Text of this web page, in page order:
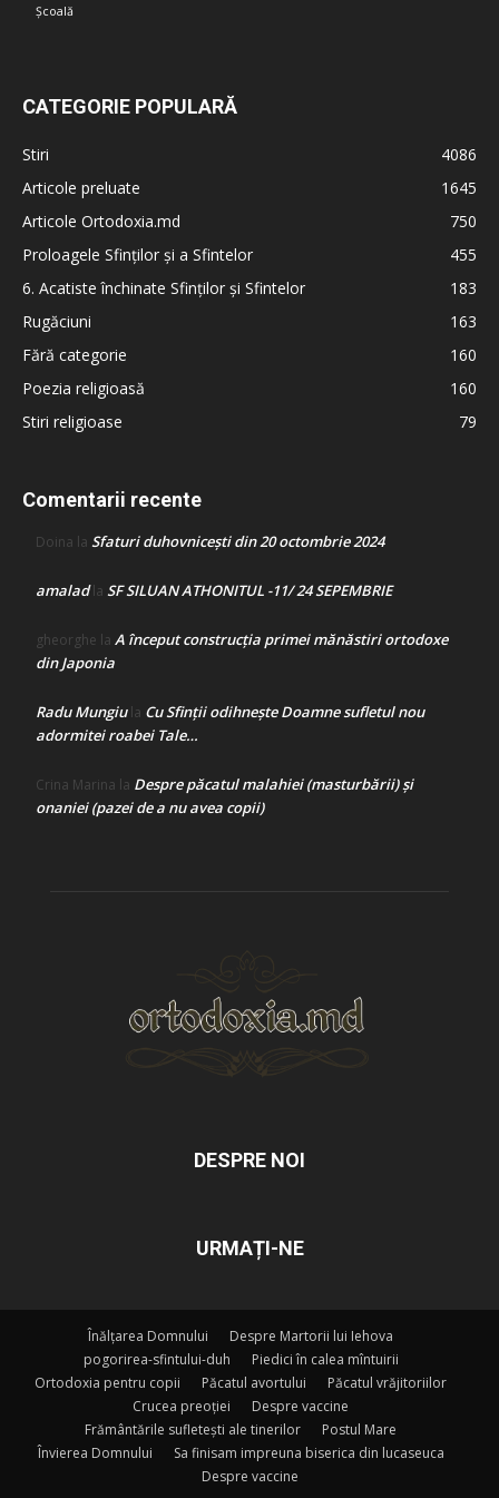
Școală
CATEGORIE POPULARĂ
Stiri
4086
Articole preluate
1645
Articole Ortodoxia.md
750
Proloagele Sfinților și a Sfintelor
455
6. Acatiste închinate Sfinților și Sfintelor
183
Rugăciuni
163
Fără categorie
160
Poezia religioasă
160
Stiri religioase
79
Comentarii recente
Doina la Sfaturi duhovnicești din 20 octombrie 2024
amaladla SF SILUAN ATHONITUL -11/ 24 SEPEMBRIE
gheorghe la A început construcţia primei mănăstiri ortodoxe
din Japonia
Radu Mungiula Cu Sfinții odihnește Doamne sufletul nou
adormitei roabei Tale…
Crina Marina la Despre păcatul malahiei (masturbării) şi
onaniei (pazei de a nu avea copii)
DESPRE NOI
URMAȚI-NE
Înălțarea Domnului
Despre Martorii lui Iehova
pogorirea-sfintului-duh
Piedici în calea mîntuirii
Ortodoxia pentru copii
Păcatul avortului
Păcatul vrăjitoriilor
Crucea preoției
Despre vaccine
Frământările sufletești ale tinerilor
Postul Mare
Învierea Domnului
Sa finisam impreuna biserica din lucaseuca
Despre vaccine